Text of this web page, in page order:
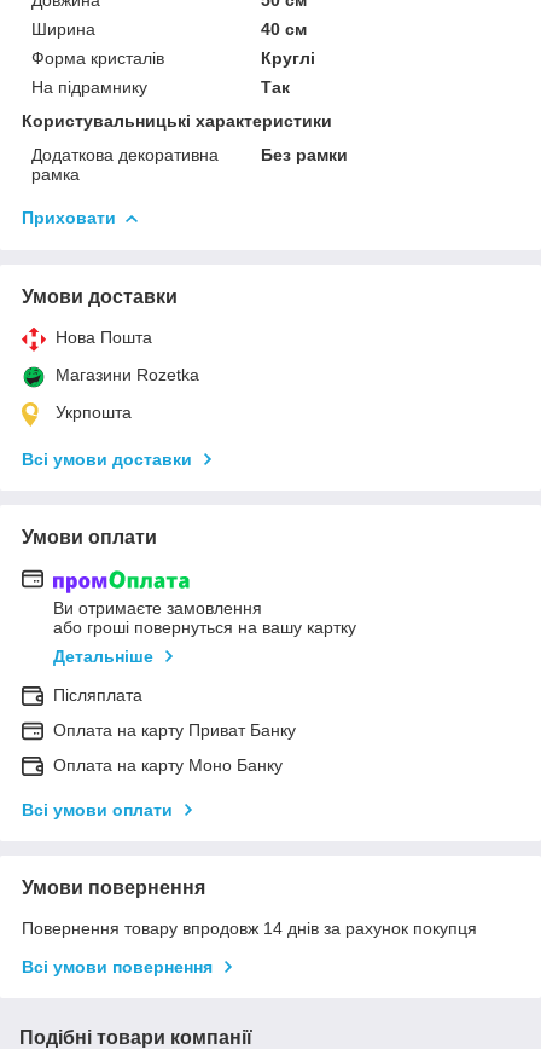
Ширина
40 см
Форма кристалів
Круглі
На підрамнику
Так
Користувальницькі характеристики
Додаткова декоративна
рамка
Без рамки
Приховати
Умови доставки
Нова Пошта
Магазини Rozetka
Укрпошта
Всі умови доставки
Умови оплати
Ви отримаєте замовлення
або гроші повернуться на вашу картку
Детальніше
Післяплата
Оплата на карту Приват Банку
Оплата на карту Моно Банку
Всі умови оплати
Умови повернення
Повернення товару впродовж 14 днів за рахунок покупця
Всі умови повернення
Подібні товари компанії